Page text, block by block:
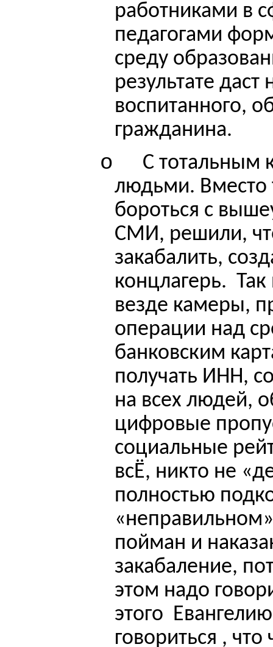
работниками в
педагогами
среду
результате
воспитанного,
гражданина.
o
С тотальным
людьми. Вместо
бороться с
СМИ, решили,
закабалить,
концлагерь.
везде камеры,
операции над
банковским
получать ИНН,
на всех людей,
цифровые
социальные
всЁ, никто не
полностью
пойман и
закабаление,
этом надо
этого
говориться , что